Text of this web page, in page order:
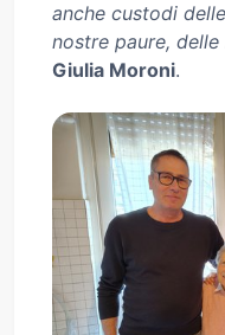
anche custodi
nostre paure, delle
Giulia Moroni.